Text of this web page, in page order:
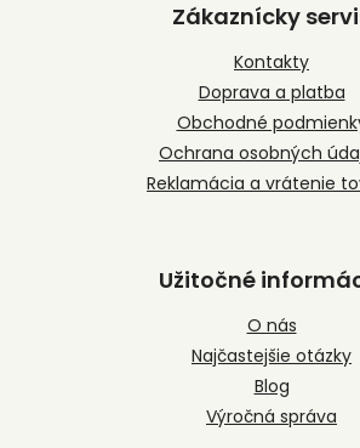
Zákaznícky
Kontakty
Doprava a platba
Obchodné
Ochrana osobných
Reklamácia a vrátenie
Užitočné
O nás
Najčastejšie otázky
Blog
Výročná správa